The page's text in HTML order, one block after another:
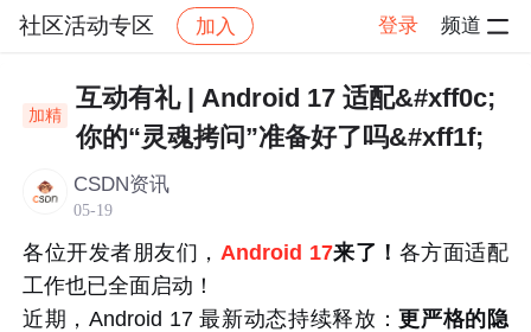
社区活动专区 加入 登录 频道
社区活动专区 热门活动 帖子详情
加精
互动有礼 | Android 17 适配&#xff0c;
你的“灵魂拷问”准备好了吗&#xff1f;
CSDN资讯
05-19
各位开发者朋友们， Android 17来了！ 各方面适配
工作也已全面启动！
近期，Android 17 最新动态持续释放：更严格的隐